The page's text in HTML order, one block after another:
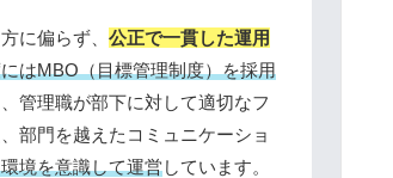
に偏らず、 公正で一貫した運用
はMBO（目標管理制度）を採用
管理職が部下に対して適切なフ
部門を越えたコミュニケーショ
境を意識して運営しています。